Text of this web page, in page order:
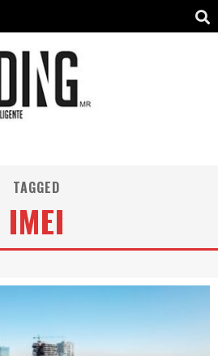
TAGGED
IMEI